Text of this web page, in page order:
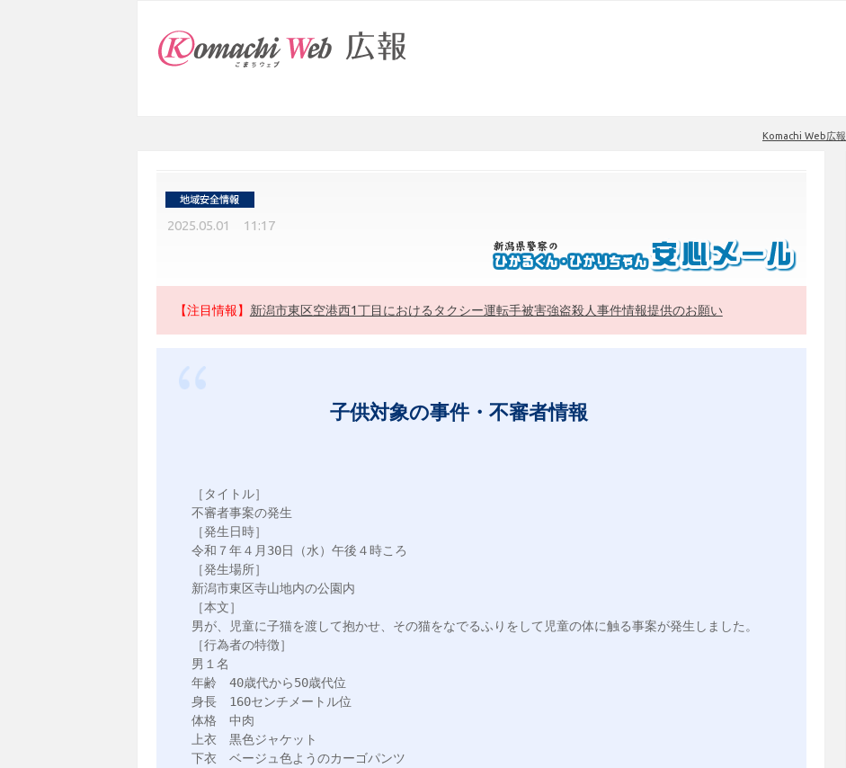
Komachi Web広報
2025.05.01 11:17
【注目情報】 新潟市東区空港西1丁目におけるタクシー運転手被害強盗殺人事件情報提供のお願い
子供対象の事件・不審者情報
［タイトル］
不審者事案の発生
［発生日時］
令和７年４月30日（水）午後４時ころ
［発生場所］
新潟市東区寺山地内の公園内
［本文］
男が、児童に子猫を渡して抱かせ、その猫をなでるふりをして児童の体に触る事案が発生しました。
［行為者の特徴］
男１名
年齢　40歳代から50歳代位
身長　160センチメートル位
体格　中肉
上衣　黒色ジャケット
下衣　ベージュ色ようのカーゴパンツ